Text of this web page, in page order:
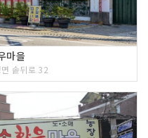
마을
면 솥뒤로 32